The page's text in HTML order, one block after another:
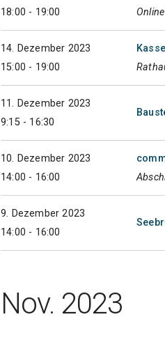
18:00 - 19:00
14. Dezember 2023
15:00 - 19:00
11. Dezember 2023
9:15 - 16:30
10. Dezember 2023
14:00 - 16:00
9. Dezember 2023
14:00 - 16:00
Nov. 2023